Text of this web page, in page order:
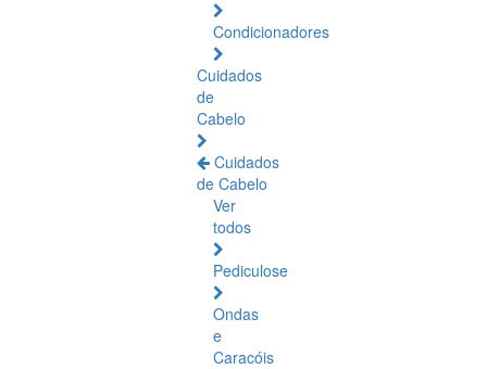
Condicionadores
Cuidados
de
Cabelo
Cuidados
de Cabelo
Ver
todos
Pediculose
Ondas
e
Caracóis